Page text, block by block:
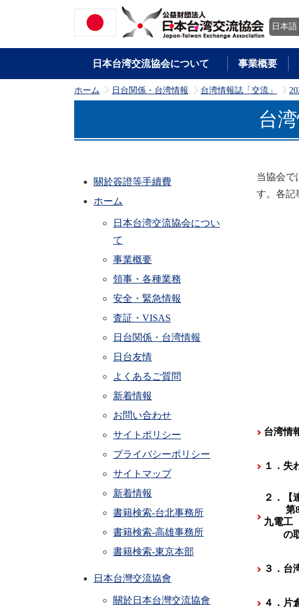
日本語
日本台湾交流協会について 事業概要
ホーム >
日台関係・台湾情報 >
台湾情報誌「交流」 >
台
当協会で
す。各記
台湾情
１．
２．【
第8
九電工
の取
３．
４．片
關於簽證等手續費
ホーム
日本台湾交流協会につい
て
事業概要
領事・各種業務
安全・緊急情報
査証・VISAS
日台関係・台湾情報
日台友情
よくあるご質問
新着情報
お問い合わせ
サイトポリシー
プライバシーポリシー
サイトマップ
新着情報
書籍検索-台北事務所
書籍検索-高雄事務所
書籍検索-東京本部
日本台灣交流協會
關於日本台灣交流協會